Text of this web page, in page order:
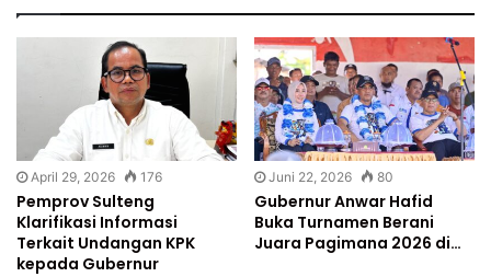
April 29, 2026 176
Pemprov Sulteng
Klarifikasi Informasi
Terkait Undangan KPK
kepada Gubernur
Juni 22, 2026 80
Gubernur Anwar Hafid
Buka Turnamen Berani
Juara Pagimana 2026 di…